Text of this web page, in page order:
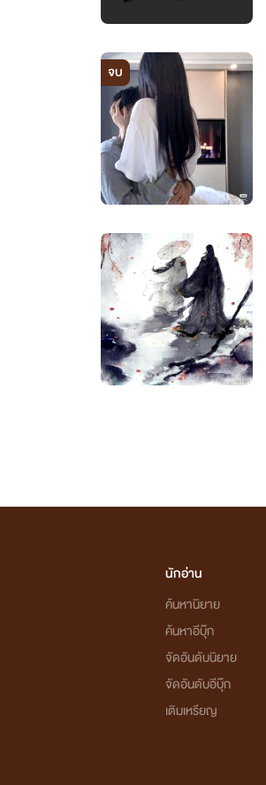
จบ
นักอ่าน
ค้นหานิยาย
ค้นหาอีบุ๊ก
จัดอันดับนิยาย
จัดอันดับอีบุ๊ก
เติมเหรียญ